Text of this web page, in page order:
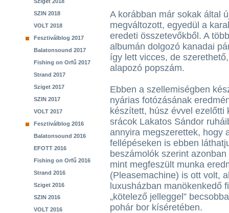
SZIN 2018
VOLT 2018
Fesztiválblog 2017
Balatonsound 2017
Fishing on Orfű 2017
Strand 2017
Sziget 2017
SZIN 2017
VOLT 2017
Fesztiválblog 2016
Balatonsound 2016
EFOTT 2016
Fishing on Orfű 2016
Strand 2016
Sziget 2016
SZIN 2016
VOLT 2016
A korábban már sokak által
megváltozott, egyedül a
eredeti összetevőkből. A
albumán dolgozó kanadai
így lett vicces, de
alapozó popszám.
Ebben a szellemiségben
nyárias fotózásának
készített, húsz évvel
srácok Lakatos Sándor
annyira megszerettek, hogy
fellépéseken is ebben
beszámolók szerint
mint megfeszült munka
(Pleasemachine) is ott volt,
luxusházban manökenkedő
„kötelező jelleggel”
pohár bor kíséretében.